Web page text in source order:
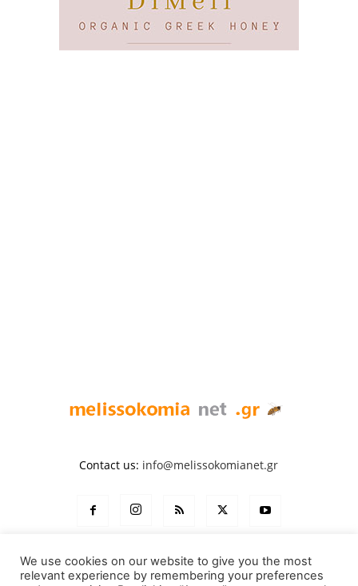
Contact us: info@melissokomianet.gr
We use cookies on our website to give you the most
relevant experience by remembering your preferences